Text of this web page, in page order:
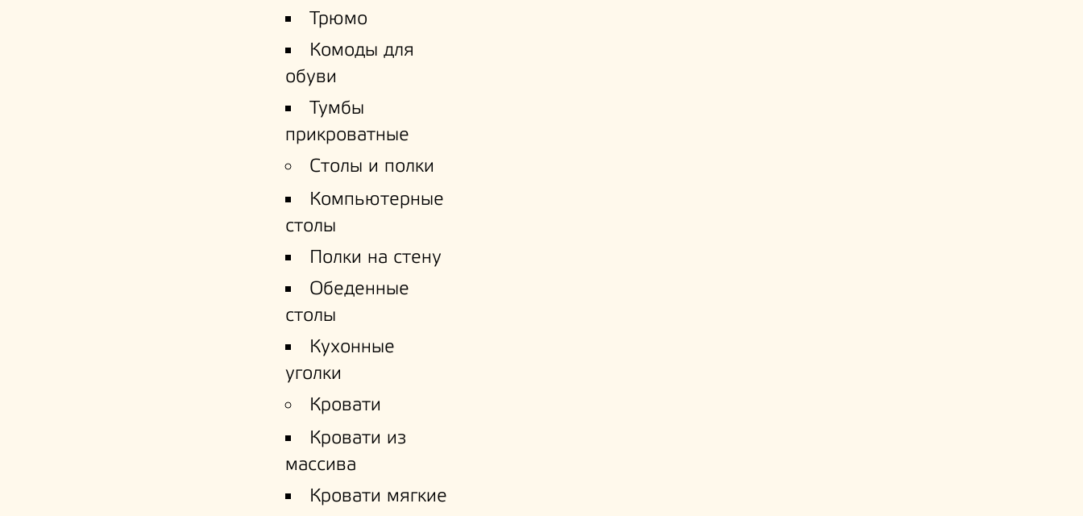
Трюмо
Комоды для
обуви
Тумбы
прикроватные
Столы и полки
Компьютерные
столы
Полки на стену
Обеденные
столы
Кухонные
уголки
Кровати
Кровати из
массива
Кровати мягкие